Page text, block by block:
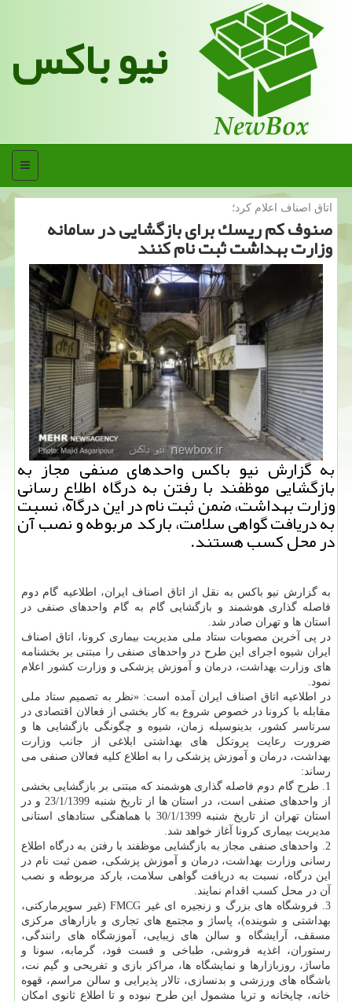
نیو باکس
منو
اتاق اصناف اعلام كرد؛
صنوف كم ریسك برای بازگشایی در سامانه
وزارت بهداشت ثبت نام كنند
به گزارش نیو باكس واحدهای صنفی مجاز به
بازگشایی موظفند با رفتن به درگاه اطلاع رسانی
وزارت بهداشت، ضمن ثبت نام در این درگاه، نسبت
به دریافت گواهی سلامت، باركد مربوطه و نصب آن
در محل كسب هستند.
به گزارش نیو باكس به نقل از اتاق اصناف ایران، اطلاعیه گام دوم
فاصله گذاری هوشمند و بازگشایی گام به گام واحدهای صنفی در
استان ها و تهران صادر شد.
در پی آخرین مصوبات ستاد ملی مدیریت بیماری كرونا، اتاق اصناف
ایران شیوه اجرای این طرح در واحدهای صنفی را مبتنی بر بخشنامه
های وزارت بهداشت، درمان و آموزش پزشكی و وزارت كشور اعلام
نمود.
در اطلاعیه اتاق اصناف ایران آمده است: «نظر به تصمیم ستاد ملی
مقابله با كرونا در خصوص شروع به كار بخشی از فعالان اقتصادی در
سرتاسر كشور، بدینوسیله زمان، شیوه و چگونگی بازگشایی ها و
ضرورت رعایت پروتكل های بهداشتی ابلاغی از جانب وزارت
بهداشت، درمان و آموزش پزشكی را به اطلاع كلیه فعالان صنفی می
رساند:
1. طرح گام دوم فاصله گذاری هوشمند كه مبتنی بر بازگشایی بخشی
از واحدهای صنفی است، در استان ها از تاریخ شنبه 23/1/1399 و در
استان تهران از تاریخ شنبه 30/1/1399 با هماهنگی ستادهای استانی
مدیریت بیماری كرونا آغاز خواهد شد.
2. واحدهای صنفی مجاز به بازگشایی موظفند با رفتن به درگاه اطلاع
رسانی وزارت بهداشت، درمان و آموزش پزشكی، ضمن ثبت نام در
این درگاه، نسبت به دریافت گواهی سلامت، باركد مربوطه و نصب
آن در محل كسب اقدام نمایند.
3. فروشگاه های بزرگ و زنجیره ای غیر FMCG (غیر سوپرماركتی،
بهداشتی و شوینده)، پاساژ و مجتمع های تجاری و بازارهای مركزی
مسقف، آرایشگاه و سالن های زیبایی، آموزشگاه های رانندگی،
رستوران، اغذیه فروشی، طباخی و فست فود، گرمابه، سونا و
ماساژ، روزبازارها و نمایشگاه ها، مراكز بازی و تفریحی و گیم نت،
باشگاه های ورزشی و بدنسازی، تالار پذیرایی و سالن مراسم، قهوه
خانه، چایخانه و تریا مشمول این طرح نبوده و تا اطلاع ثانوی امكان